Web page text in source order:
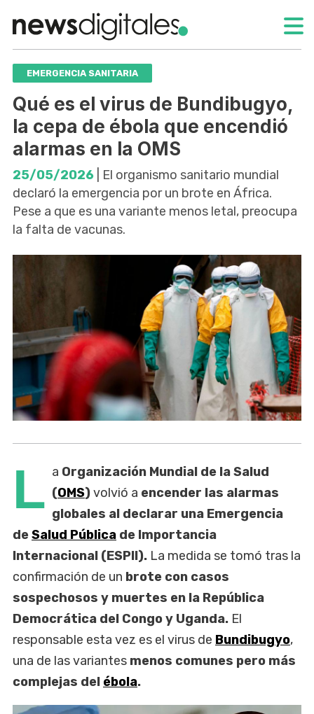
EMERGENCIA SANITARIA
Qué es el virus de Bundibugyo,
la cepa de ébola que encendió
alarmas en la OMS
25/05/2026 | El organismo sanitario mundial
declaró la emergencia por un brote en África.
Pese a que es una variante menos letal, preocupa
la falta de vacunas.
L a Organización Mundial de la Salud
(OMS)volvió a encender las alarmas
globales al declarar una Emergencia
de Salud Pública de Importancia
Internacional (ESPII). La medida se tomó tras la
confirmación de un brote con casos
sospechosos y muertes en la República
Democrática del Congo y Uganda. El
responsable esta vez es el virus de Bundibugyo,
una de las variantes menos comunes pero más
complejas del ébola.